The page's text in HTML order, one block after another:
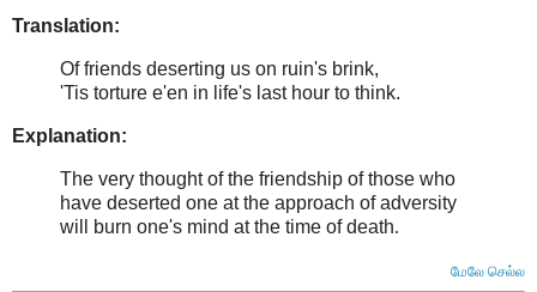
Translation:
Of friends deserting us on ruin's brink,
'Tis torture e'en in life's last hour to think.
Explanation:
The very thought of the friendship of those who
have deserted one at the approach of adversity
will burn one's mind at the time of death.
மேலே செல்ல